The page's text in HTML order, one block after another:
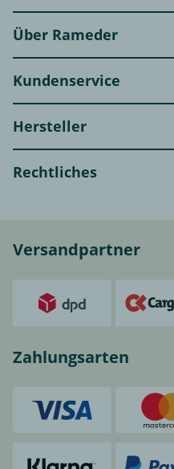
Über Rameder
Kundenservice
Hersteller
Rechtliches
Versandpartner
Zahlungsarten